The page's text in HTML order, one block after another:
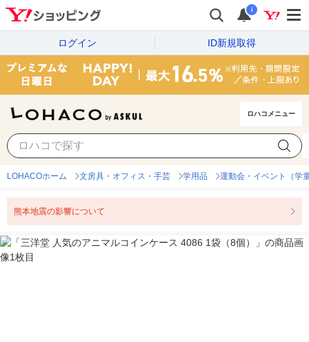
i
ログイン ID新規取得
ロハコメニュー
LOHACOホーム 文房具・オフィス・手芸 学用品 運動会・イベント（学
熊本地震の影響について